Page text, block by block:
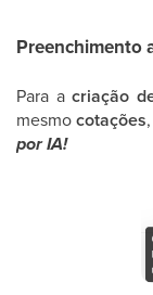
Preenchimento
Para acriação
mesmocotações
por IA!